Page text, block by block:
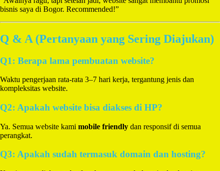
bisnis saya di Bogor. Recommended!”
Q & A (Pertanyaan yang Sering Diajukan)
Q1: Berapa lama pembuatan website?
Waktu pengerjaan rata-rata 3–7 hari kerja, tergantung jenis dan
kompleksitas website.
Q2: Apakah website bisa diakses di HP?
Ya. Semua website kami mobile friendly dan responsif di semua
perangkat.
Q3: Apakah sudah termasuk domain dan hosting?